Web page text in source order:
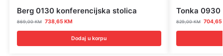
Berg 0130 konferencijska stolica
869,00KM 738,65KM
Dodaj u korpu
Tonka
829,00KM 704,65